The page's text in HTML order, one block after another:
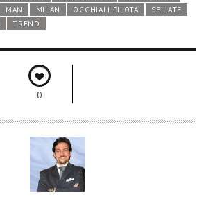
MAN MILAN OCCHIALI PILOTA
SFILATE
TREND
0